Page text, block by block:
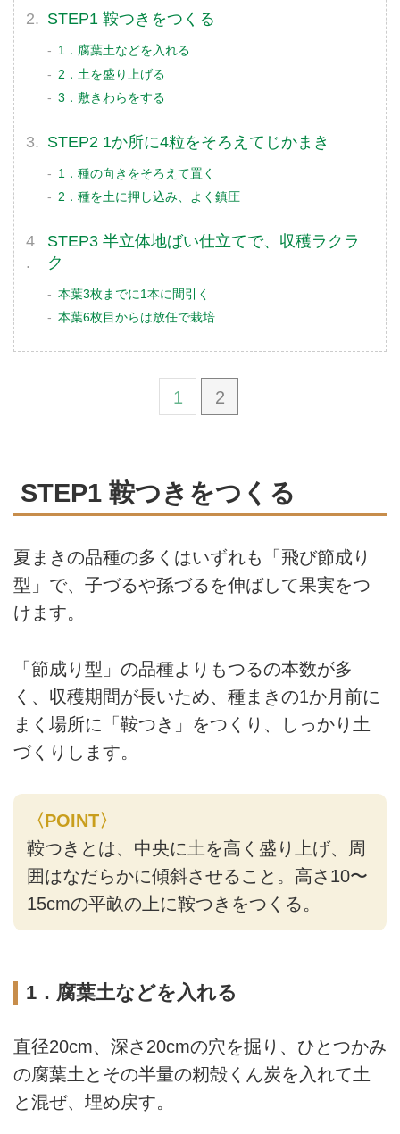
STEP1 鞍つきをつくる
1．腐葉土などを入れる
2．土を盛り上げる
3．敷きわらをする
STEP2 1か所に4粒をそろえてじかまき
1．種の向きをそろえて置く
2．種を土に押し込み、よく鎮圧
STEP3 半立体地ばい仕立てで、収穫ラクラ
ク
本葉3枚までに1本に間引く
本葉6枚目からは放任で栽培
1 2
STEP1 鞍つきをつくる
夏まきの品種の多くはいずれも「飛び節成り
型」で、子づるや孫づるを伸ばして果実をつ
けます。
「節成り型」の品種よりもつるの本数が多
く、収穫期間が長いため、種まきの1か月前に
まく場所に「鞍つき」をつくり、しっかり土
づくりします。
〈POINT〉
鞍つきとは、中央に土を高く盛り上げ、周
囲はなだらかに傾斜させること。高さ10〜
15cmの平畝の上に鞍つきをつくる。
1．腐葉土などを入れる
直径20cm、深さ20cmの穴を掘り、ひとつかみ
の腐葉土とその半量の籾殻くん炭を入れて土
と混ぜ、埋め戻す。